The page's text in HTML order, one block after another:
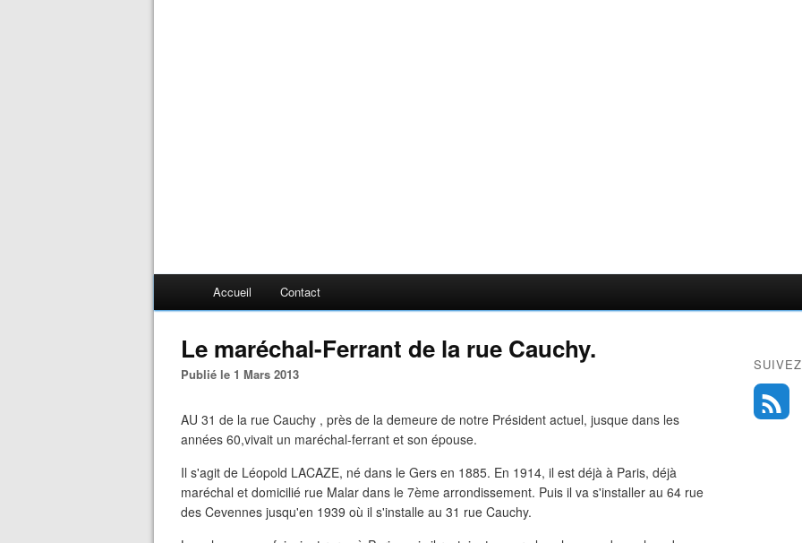
Accueil Contact
Le maréchal-Ferrant de la rue Cauchy.
Publié le 1 Mars 2013
AU 31 de la rue Cauchy , près de la demeure de notre Président actuel, jusque dans les
années 60,vivait un maréchal-ferrant et son épouse.
Il s'agit de Léopold LACAZE, né dans le Gers en 1885. En 1914, il est déjà à Paris, déjà
maréchal et domicilié rue Malar dans le 7ème arrondissement. Puis il va s'installer au 64 rue
des Cevennes jusqu'en 1939 où il s'installe au 31 rue Cauchy.